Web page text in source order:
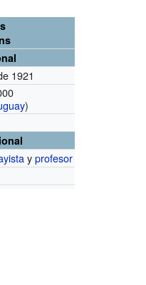
1921
)
yprofesor